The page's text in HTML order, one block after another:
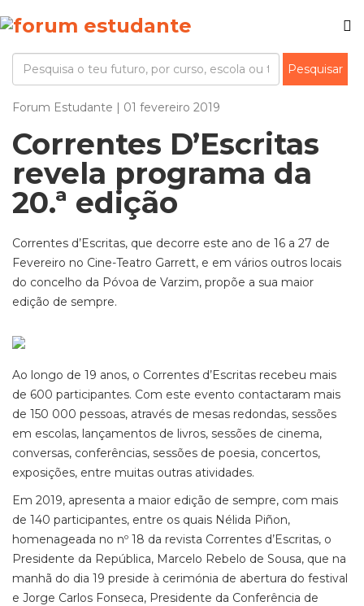
Forum Estudante | 01 fevereiro 2019
Correntes D’Escritas
revela programa da
20.ª edição
Correntes d’Escritas, que decorre este ano de 16 a 27 de
Fevereiro no Cine-Teatro Garrett, e em vários outros locais
do concelho da Póvoa de Varzim, propõe a sua maior
edição de sempre.
Ao longo de 19 anos, o Correntes d’Escritas recebeu mais
de 600 participantes. Com este evento contactaram mais
de 150 000 pessoas, através de mesas redondas, sessões
em escolas, lançamentos de livros, sessões de cinema,
conversas, conferências, sessões de poesia, concertos,
exposições, entre muitas outras atividades.
Em 2019, apresenta a maior edição de sempre, com mais
de 140 participantes, entre os quais Nélida Piñon,
homenageada no nº 18 da revista Correntes d’Escritas, o
Presidente da República, Marcelo Rebelo de Sousa, que na
manhã do dia 19 preside à cerimónia de abertura do festival
e Jorge Carlos Fonseca, Presidente da Conferência de